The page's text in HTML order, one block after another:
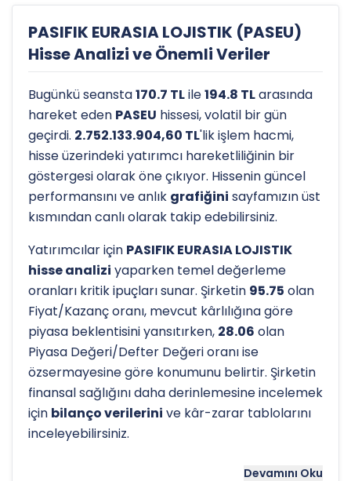
PASIFIK EURASIA LOJISTIK (PASEU)
Hisse Analizi ve Önemli Veriler
Bugünkü seansta170.7 TLile194.8 TLarasında
hareket eden PASEU hissesi, volatil bir gün
geçirdi. 2.752.133.904,60 TL'lik işlem hacmi,
hisse üzerindeki yatırımcı hareketliliğinin bir
göstergesi olarak öne çıkıyor. Hissenin güncel
performansını ve anlık grafiğini sayfamızın üst
kısmından canlı olarak takip edebilirsiniz.
Yatırımcılar için PASIFIK EURASIA LOJISTIK
hisse analizi yaparken temel değerleme
oranları kritik ipuçları sunar. Şirketin 95.75 olan
Fiyat/Kazanç oranı, mevcut kârlılığına göre
piyasa beklentisini yansıtırken, 28.06 olan
Piyasa Değeri/Defter Değeri oranı ise
özsermayesine göre konumunu belirtir. Şirketin
finansal sağlığını daha derinlemesine incelemek
için bilanço verilerini ve kâr-zarar tablolarını
inceleyebilirsiniz.
Hissenin uzun vadeli trendini ve potansiyelDevamını Oku